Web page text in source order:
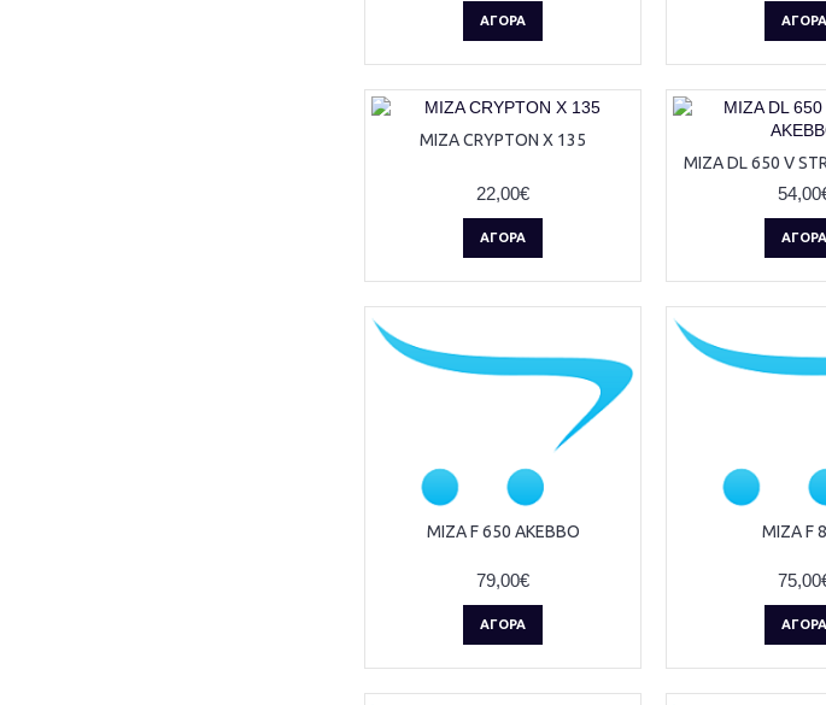
ΑΓΟΡΆ ΑΓΟΡΆ
ΜΙΖΑ CRYPTON X 135
22,00€
ΑΓΟΡΆ
ΜΙΖΑ DL 650 V
ΑΓΟΡΆ
ΜΙΖΑ F 650 AKEBBO
79,00€
ΑΓΟΡΆ
ΜΙΖΑ F
ΑΓΟΡΆ